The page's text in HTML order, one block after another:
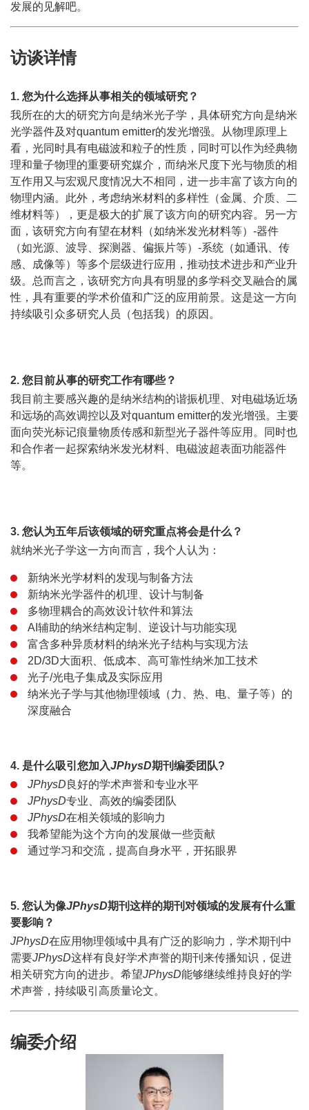
发展的见解吧。
访谈详情
1. 您为什么选择从事相关的领域研究？
我所在的大的研究方向是纳米光子学，具体研究方向是纳米
光学器件及对quantum emitter的发光增强。从物理原理上
看，光同时具有电磁波和粒子的性质，同时可以作为经典物
理和量子物理的重要研究媒介，而纳米尺度下光与物质的相
互作用又与宏观尺度情况大不相同，进一步丰富了该方向的
物理内涵。此外，考虑纳米材料的多样性（金属、介质、二
维材料等），更是极大的扩展了该方向的研究内容。另一方
面，该研究方向有望在材料（如纳米发光材料等）-器件
（如光源、波导、探测器、偏振片等）-系统（如通讯、传
感、成像等）等多个层级进行应用，推动技术进步和产业升
级。总而言之，该研究方向具有明显的多学科交叉融合的属
性，具有重要的学术价值和广泛的应用前景。这是这一方向
持续吸引众多研究人员（包括我）的原因。
2. 您目前从事的研究工作有哪些？
我目前主要感兴趣的是纳米结构的谐振机理、对电磁场近场
和远场的高效调控以及对quantum emitter的发光增强。主要
面向荧光标记痕量物质传感和新型光子器件等应用。同时也
和合作者一起探索纳米发光材料、电磁波超表面功能器件
等。
3. 您认为五年后该领域的研究重点将会是什么？
就纳米光子学这一方向而言，我个人认为：
新纳米光学材料的发现与制备方法
新纳米光学器件的机理、设计与制备
多物理耦合的高效设计软件和算法
AI辅助的纳米结构定制、逆设计与功能实现
富含多种异质材料的纳米光子结构与实现方法
2D/3D大面积、低成本、高可靠性纳米加工技术
光子/光电子集成及实际应用
纳米光子学与其他物理领域（力、热、电、量子等）的
深度融合
4. 是什么吸引您加入JPhysD期刊编委团队?
JPhysD 良好的学术声誉和专业水平
JPhysD专业、高效的编委团队
JPhysD在相关领域的影响力
我希望能为这个方向的发展做一些贡献
通过学习和交流，提高自身水平，开拓眼界
5. 您认为像JPhysD期刊这样的期刊对领域的发展有什么重
要影响？
JPhysD在应用物理领域中具有广泛的影响力，学术期刊中
需要JPhysD这样有良好学术声誉的期刊来传播知识，促进
相关研究方向的进步。希望JPhysD能够继续维持良好的学
术声誉，持续吸引高质量论文。
编委介绍